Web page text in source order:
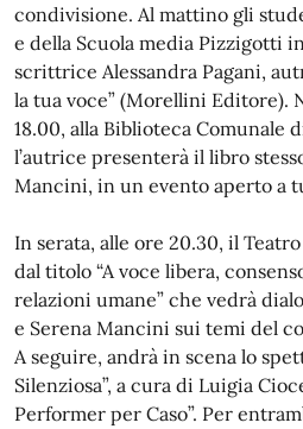
condivisione. Al mattino gli
e della Scuola media Pizzigotti
scrittrice Alessandra Pagani,
la tua voce” (Morellini Editore).
18.00, alla Biblioteca Comunale
l’autrice presenterà il libro
Mancini, in un evento aperto a
In serata, alle ore 20.30, il
dal titolo “A voce libera,
relazioni umane” che vedrà
e Serena Mancini sui temi del
A seguire, andrà in scena lo
Silenziosa”, a cura di Luigia
Performer per Caso”. Per